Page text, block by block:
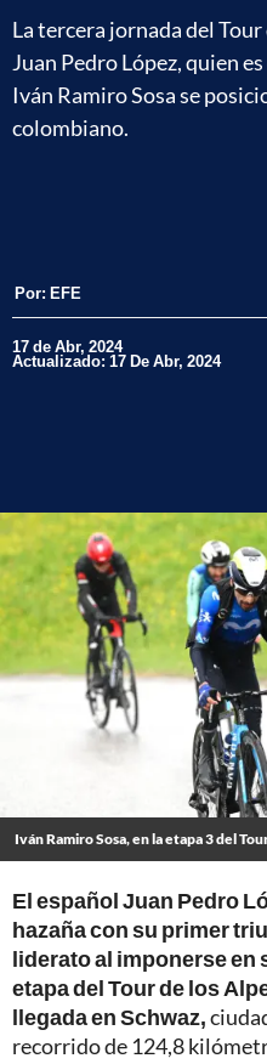
La tercera jornada del
Juan Pedro López, quien
Iván Ramiro Sosa se
colombiano.
Por: EFE
17 de Abr, 2024
Actualizado: 17 De Abr, 2024
Iván Ramiro Sosa, en la etapa 3 del
El español Juan Pedro
hazaña con su primer
liderato al imponerse en
etapa del Tour de los
llegada en Schwaz,
recorrido de 124,8